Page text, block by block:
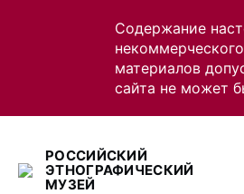
Содержание
материалов
сайта не может
РОССИЙСКИЙ
ЭТНОГРАФИЧЕСКИЙ
МУЗЕЙ